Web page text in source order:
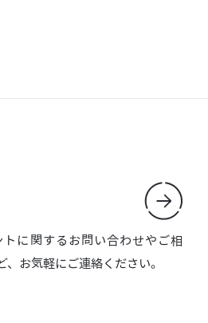
に関するお問い合わせやご相
お気軽にご連絡ください。